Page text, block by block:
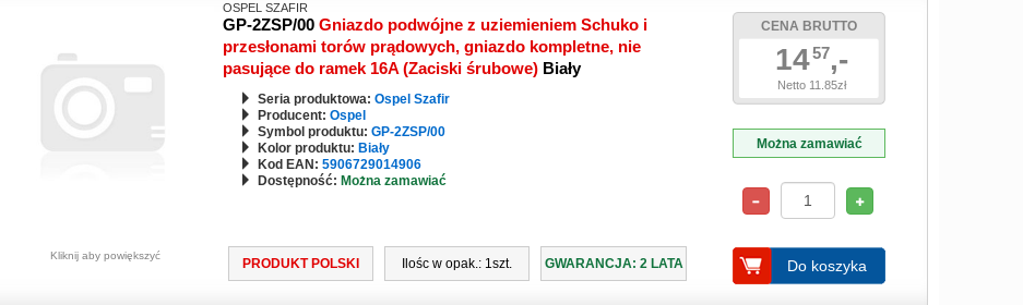
przesłon torów prądowych
torów prądowych
Kliknij aby powiększyć
OSPEL SZAFIR
GP-2ZSP/00 Gniazdo podwójne z uziemieniem Schuko i
przesłonami torów prądowych, gniazdo kompletne, nie
pasujące do ramek 16A (Zaciski śrubowe) Biały
Seria produktowa: Ospel Szafir
Producent: Ospel
Symbol produktu: GP-2ZSP/00
Kolor produktu: Biały
Kod EAN: 5906729014906
Dostępność: Można zamawiać
PRODUKT POLSKI Ilośc w opak.: 1szt. GWARANCJA: 2 LATA
CENA BRUTTO
1457,-
Netto 11.85zł
Można zamawiać
Do koszyka